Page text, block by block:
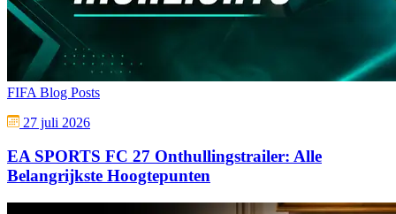
FIFA Blog Posts
27 juli 2026
EA SPORTS FC 27 Onthullingstrailer: Alle
Belangrijkste Hoogtepunten